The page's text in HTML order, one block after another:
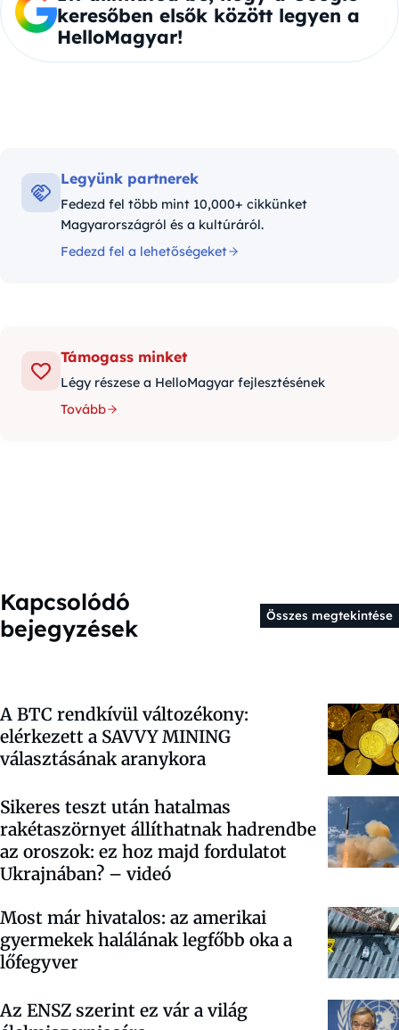
keresőben elsők között legyen a
HelloMagyar!
Legyünk partnerek
Fedezd fel több mint 10,000+ cikkünket
Magyarországról és a kultúráról.
Fedezd fel a lehetőségeket
Támogass minket
Légy részese a HelloMagyar fejlesztésének
Tovább
Kapcsolódó
bejegyzések
Összes megtekintése
A BTC rendkívül változékony:
elérkezett a SAVVY MINING
választásának aranykora
Sikeres teszt után hatalmas
rakétaszörnyet állíthatnak hadrendbe
az oroszok: ez hoz majd fordulatot
Ukrajnában? – videó
Most már hivatalos: az amerikai
gyermekek halálának legfőbb oka a
lőfegyver
Az ENSZ szerint ez vár a világ